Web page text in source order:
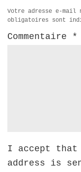
Votre adresse e-mail
obligatoires sont
Commentaire *
I accept that
address is